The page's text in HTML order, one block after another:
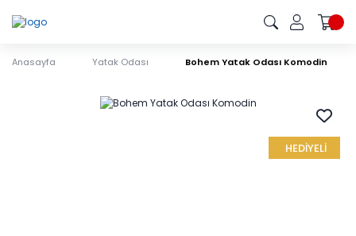
Anasayfa Yatak Odası Bohem Yatak Odası Komodin
HEDİYELİ